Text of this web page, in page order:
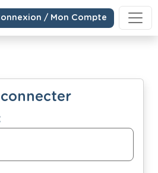
/ Mon Compte
connecter